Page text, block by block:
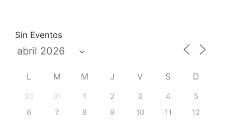
Sin Eventos
L M M J V S D
30 31 1 2 3 4
5
6
7 8 9 10 11
12